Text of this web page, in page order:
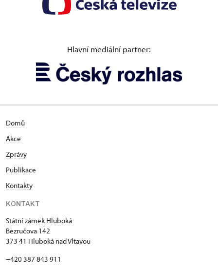
Hlavní mediální partner:
Domů
Akce
Zprávy
Publikace
Kontakty
KONTAKT
Státní zámek Hluboká
Bezručova 142
373 41 Hluboká nad Vltavou
+420 387 843 911